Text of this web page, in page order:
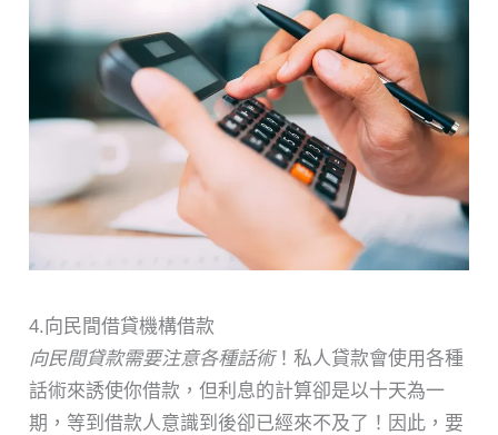
4.向民間借貸機構借款
向民間貸款需要注意各種話術！私人貸款會使用各種
話術來誘使你借款，但利息的計算卻是以十天為一
期，等到借款人意識到後卻已經來不及了！因此，要